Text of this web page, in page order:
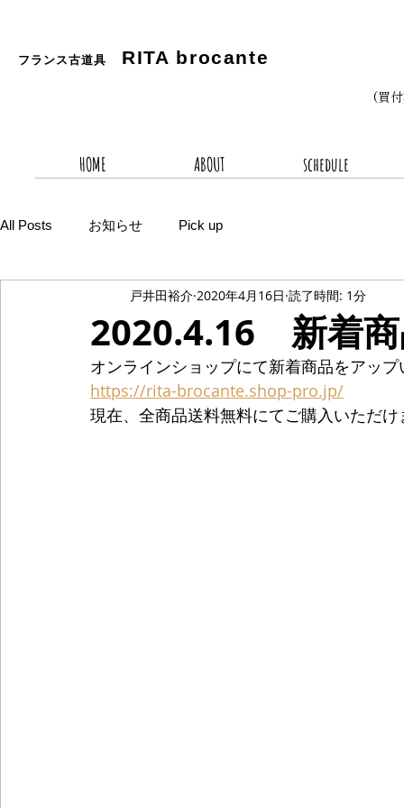
フランス古道具 RITA brocante
(買
HOME ABOUT schedule
All Posts お知らせ Pick up
2020.4.16 新着商
戸井田裕介 2020年4月16日 読了時間: 1分
オンラインショップにて新着商品をアッ
https://rita-brocante.shop-pro.jp/
現在、全商品送料無料にてご購入いただけ